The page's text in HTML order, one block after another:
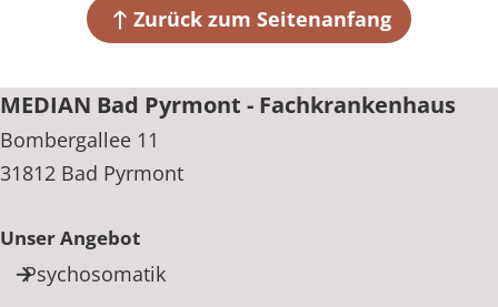
31812 Bad PyrmontZurück zum Seitenanfang
MEDIAN Bad Pyrmont - Fachkrankenhaus
Bombergallee 11
31812 Bad Pyrmont
Unser Angebot
Psychosomatik